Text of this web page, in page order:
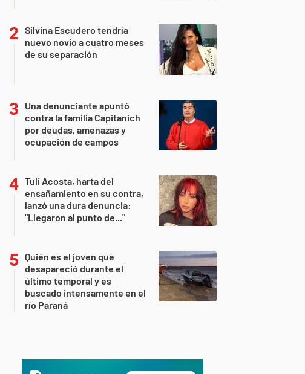
Silvina Escudero tendría
nuevo novio a cuatro meses
de su separación
Una denunciante apuntó
contra la familia Capitanich
por deudas, amenazas y
ocupación de campos
Tuli Acosta, harta del
ensañamiento en su contra,
lanzó una dura denuncia:
"Llegaron al punto de..."
Quién es el joven que
desapareció durante el
último temporal y es
buscado intensamente en el
río Paraná